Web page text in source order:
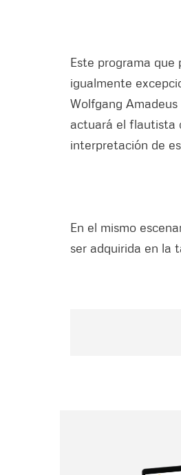
Este programa
igualmente
Wolfgang
actuará el flautista
interpretación de
En el mismo
ser adquirida en la